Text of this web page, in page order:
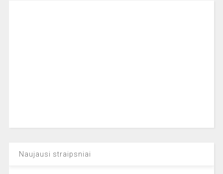
Naujausi straipsniai